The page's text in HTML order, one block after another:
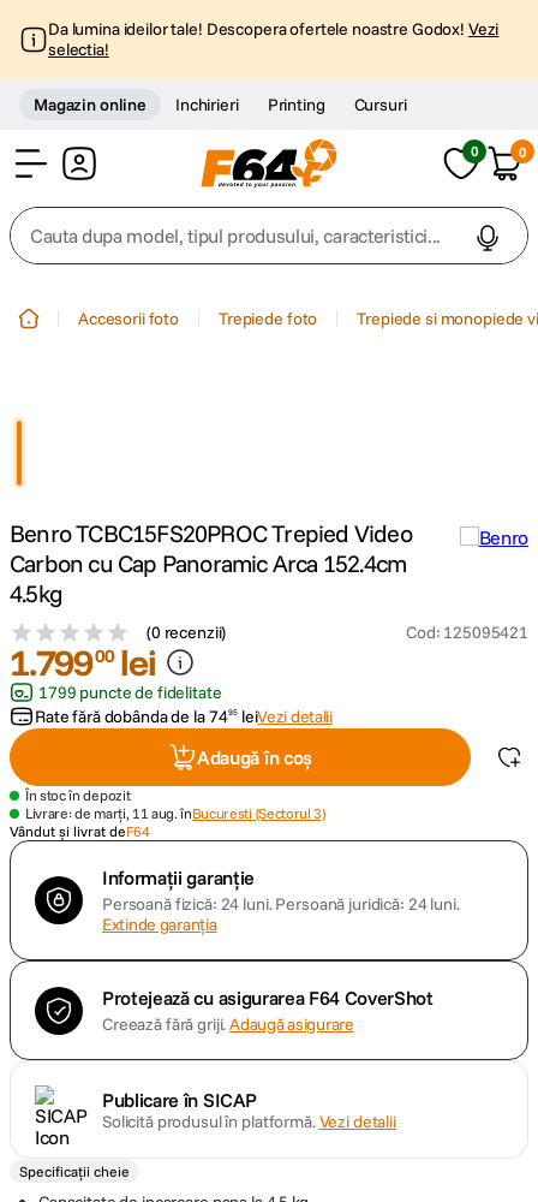
Da lumina ideilor tale! Descopera ofertele noastre Godox! Vezi
selectia!
Magazin online Inchirieri Printing Cursuri
0 0
Cauta dupa model, tipul produsului, caracteristici...
4. peak design
5
6. lavaliera
sony fx
card memorie
9. dji mic mini
10. dji osmo
Accesorii foto Trepiede foto Trepiede si monopiede
Benro TCBC15FS20PROC Trepied Video
Carbon cu Cap Panoramic Arca 152.4cm
4.5kg
(0 recenzii) Cod: 125095421
1.79900 lei
1799 puncte de fidelitate
Rate fără dobânda de la7495 leiVezi detalii
Adaugă în coș
În stoc în depozit
Livrare: de marți, 11 aug. înBucuresti (Sectorul 3)
Vândut și livrat deF64
Informații garanție
Persoană fizică: 24 luni.Persoană juridică: 24 luni.
Extinde garanția
Protejează cu asigurarea F64 CoverShot
Creează fără griji.Adaugă asigurare
Publicare în SICAP
Solicită produsul în platformă.Vezi detalii
Specificații cheie